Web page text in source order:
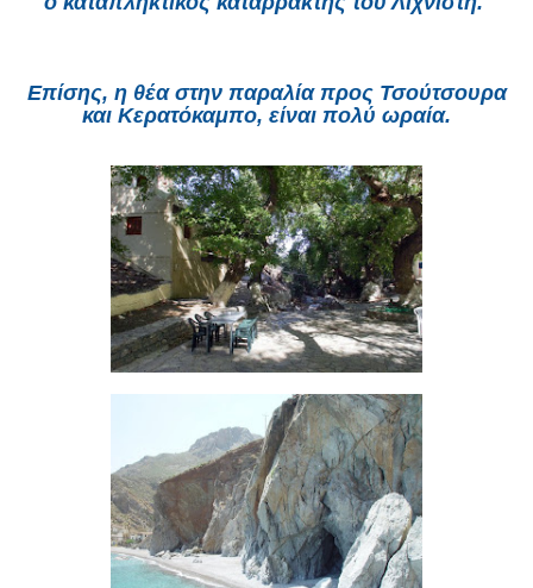
Επίσης, η θέα στην παραλία προς Τσούτσουρα
και Κερατόκαμπο, είναι πολύ ωραία.